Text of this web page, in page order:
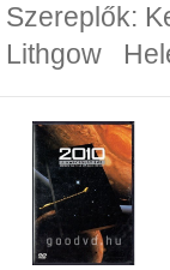
Szereplők:
Lithgow